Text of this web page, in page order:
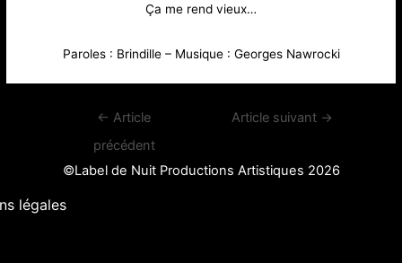
Ça me rend vieux…
Paroles : Brindille – Musique : Georges Nawrocki
Navigation← Article
précédent
Article suivant →
©Label de Nuit Productions Artistiques 2026
légales